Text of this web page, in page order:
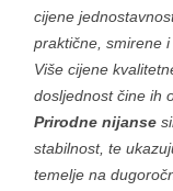
cijene
praktične, smirene
Više cijene
dosljednost čine ih
Prirodne nijanse
stabilnost, te
temelje na